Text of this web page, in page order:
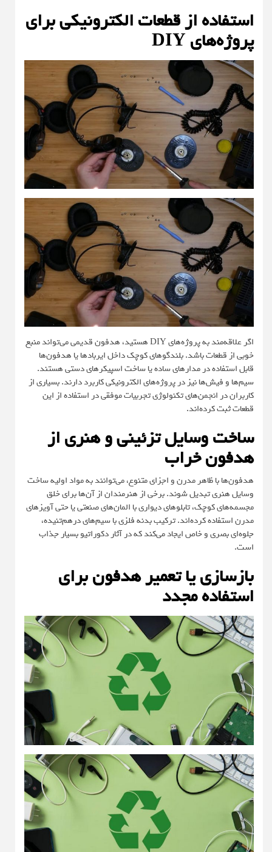
استفاده از قطعات الکترونیکی برای
پروژه‌های DIY
اگر علاقه‌مند به پروژه‌های DIY هستید، هدفون قدیمی می‌تواند منبع
خوبی از قطعات باشد. بلندگوهای کوچک داخل ایربادها یا هدفون‌ها
قابل استفاده در مدارهای ساده یا ساخت اسپیکرهای دستی هستند.
سیم‌ها و فیش‌ها نیز در پروژه‌های الکترونیکی کاربرد دارند. بسیاری از
کاربران در انجمن‌های تکنولوژی تجربیات موفقی در استفاده از این
قطعات ثبت کرده‌اند.
ساخت وسایل تزئینی و هنری از
هدفون خراب
هدفون‌ها با ظاهر مدرن و اجزای متنوع، می‌توانند به مواد اولیه ساخت
وسایل هنری تبدیل شوند. برخی از هنرمندان از آن‌ها برای خلق
مجسمه‌های کوچک، تابلوهای دیواری با المان‌های صنعتی یا حتی آویزهای
مدرن استفاده کرده‌اند. ترکیب بدنه فلزی با سیم‌های درهم‌تنیده،
جلوه‌ای بصری و خاص ایجاد می‌کند که در آثار دکوراتیو بسیار جذاب
است.
بازسازی یا تعمیر هدفون برای
استفاده مجدد